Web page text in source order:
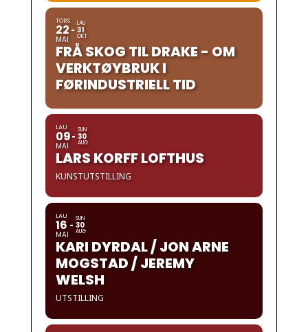
TORS
22
MAI
LAU
31
OKT
FRÅ SKOG TIL DRAKE - OM
VERKTØYBRUK I
FØRINDUSTRIELL TID
LAU
09
MAI
SUN
30
AUG
LARS KORFF LOFTHUS
KUNSTUTSTILLING
LAU
16
MAI
SUN
30
AUG
KARI DYRDAL / JON ARNE
MOGSTAD / JEREMY
WELSH
UTSTILLING